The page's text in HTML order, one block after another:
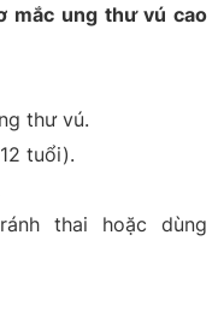
mắc ung thư vú cao
thư vú.
tuổi).
thai hoặc dùng